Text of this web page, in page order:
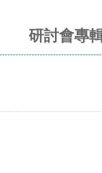
研討會專